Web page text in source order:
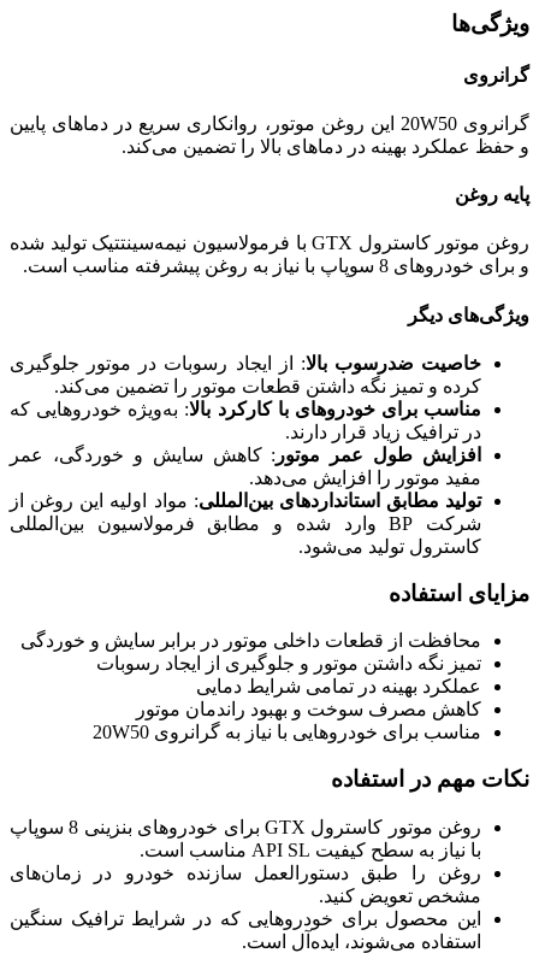
ویژگی‌ها
گرانروی
گرانروی 20W50 این روغن موتور، روانکاری سریع در دماهای پایین
و حفظ عملکرد بهینه در دماهای بالا را تضمین می‌کند.
پایه روغن
روغن موتور کاسترول GTX با فرمولاسیون نیمه‌سینتتیک تولید شده
و برای خودروهای 8 سوپاپ با نیاز به روغن پیشرفته مناسب است.
ویژگی‌های دیگر
خاصیت ضدرسوب بالا: از ایجاد رسوبات در موتور جلوگیری
کرده و تمیز نگه داشتن قطعات موتور را تضمین می‌کند.
مناسب برای خودروهای با کارکرد بالا: به‌ویژه خودروهایی که
در ترافیک زیاد قرار دارند.
افزایش طول عمر موتور : کاهش سایش و خوردگی، عمر
مفید موتور را افزایش می‌دهد.
تولید مطابق استانداردهای بین‌المللی: مواد اولیه این روغن از
شرکت BP وارد شده و مطابق فرمولاسیون بین‌المللی
کاسترول تولید می‌شود.
مزایای استفاده
محافظت از قطعات داخلی موتور در برابر سایش و خوردگی
تمیز نگه داشتن موتور و جلوگیری از ایجاد رسوبات
عملکرد بهینه در تمامی شرایط دمایی
کاهش مصرف سوخت و بهبود راندمان موتور
مناسب برای خودروهایی با نیاز به گرانروی 20W50
نکات مهم در استفاده
روغن موتور کاسترول GTX برای خودروهای بنزینی 8 سوپاپ
با نیاز به سطح کیفیت API SL مناسب است.
روغن را طبق دستورالعمل سازنده خودرو در زمان‌های
مشخص تعویض کنید.
این محصول برای خودروهایی که در شرایط ترافیک سنگین
استفاده می‌شوند، ایده‌آل است.